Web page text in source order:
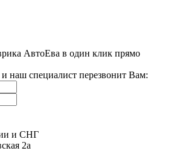
АвтоЕва в один клик прямо
наш специалист перезвонит Вам:
и СНГ
2а